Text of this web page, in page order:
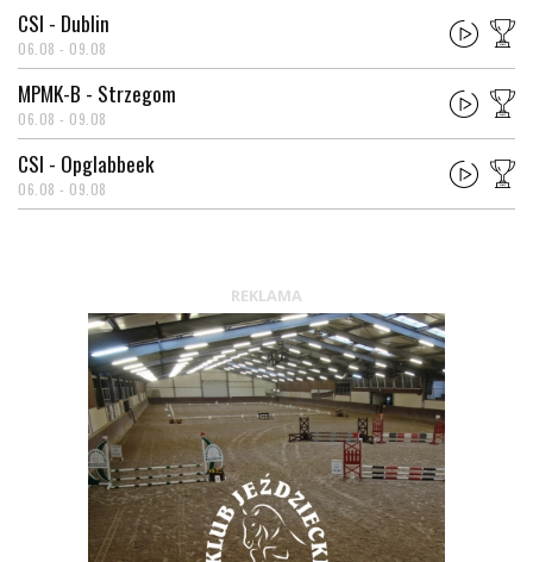
CSI - Dublin
06.08 - 09.08
MPMK-B - Strzegom
06.08 - 09.08
CSI - Opglabbeek
06.08 - 09.08
REKLAMA